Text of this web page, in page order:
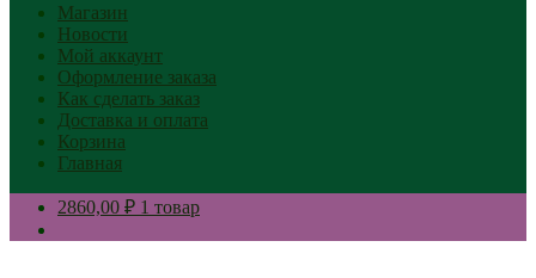
Магазин
Новости
Мой аккаунт
Оформление заказа
Как сделать заказ
Доставка и оплата
Корзина
Главная
2860,00 ₽ 1 товар